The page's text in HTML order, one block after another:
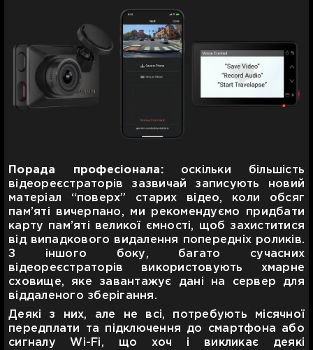
Порада професіонала:оскільки більшість
відеореєстраторів зазвичай записують новий
матеріал “поверх” старих відео, коли обсяг
пам’яті вичерпано, ми рекомендуємо придбати
карту пам’яті великої ємності, щоб захиститися
від випадкового видалення попередніх роликів.
З іншого боку, багато сучасних
відеореєстраторів використовують хмарне
сховище, яке завантажує дані на сервер для
віддаленого зберігання.
Деякі з них, але не всі, потребують місячної
передплати та підключення до смартфона або
сигналу Wi-Fi, що хоч і викликає деякі